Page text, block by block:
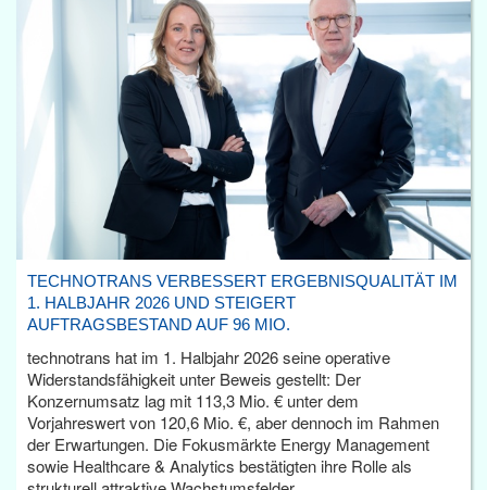
TECHNOTRANS VERBESSERT ERGEBNISQUALITÄT IM
1. HALBJAHR 2026 UND STEIGERT
AUFTRAGSBESTAND AUF 96 MIO.
technotrans hat im 1. Halbjahr 2026 seine operative
Widerstandsfähigkeit unter Beweis gestellt: Der
Konzernumsatz lag mit 113,3 Mio. € unter dem
Vorjahreswert von 120,6 Mio. €, aber dennoch im Rahmen
der Erwartungen. Die Fokusmärkte Energy Management
sowie Healthcare & Analytics bestätigten ihre Rolle als